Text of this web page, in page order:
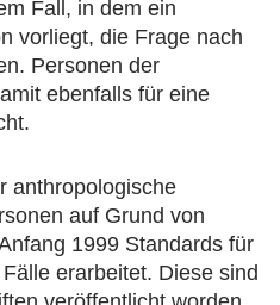
Fall, in dem ein
vorliegt, die Frage nach
Personen der
ebenfalls für eine
anthropologische
auf Grund von
1999 Standards für
erarbeitet. Diese sind